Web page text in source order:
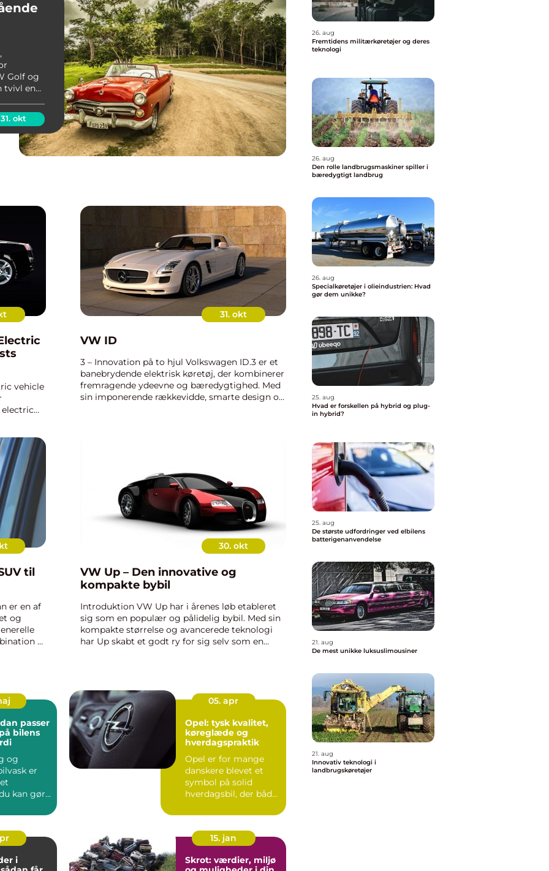
Golf og
tvivl en
er en
31. okt
vehicle
electric
31. okt
VW ID
3 – Innovation på to hjul Volkswagen ID.3 er et
banebrydende elektrisk køretøj, der kombinerer
fremragende ydeevne og bæredygtighed. Med
sin imponerende rækkevidde, smarte design og
til
er en af
og
af
30. okt
VW Up – Den innovative og
kompakte bybil
Introduktion VW Up har i årenes løb etableret
sig som en populær og pålidelig bybil. Med sin
kompakte størrelse og avancerede teknologi
har Up skabt et godt ry for sig selv som en
bilens
og
er
kan gøre
05. apr
Opel: tysk kvalitet,
køreglæde og
hverdagspraktik
Opel er for mange
danskere blevet et
symbol på solid
hverdagsbil, der både
i
15. jan
Skrot: værdier, miljø
26. aug
Fremtidens militærkøretøjer og deres
teknologi
26. aug
Den rolle landbrugsmaskiner spiller i
bæredygtigt landbrug
26. aug
Specialkøretøjer i olieindustrien: Hvad
gør dem unikke?
25. aug
Hvad er forskellen på hybrid og plug-
in hybrid?
25. aug
De største udfordringer ved elbilens
batterigenanvendelse
21. aug
De mest unikke luksuslimousiner
21. aug
Innovativ teknologi i
landbrugskøretøjer